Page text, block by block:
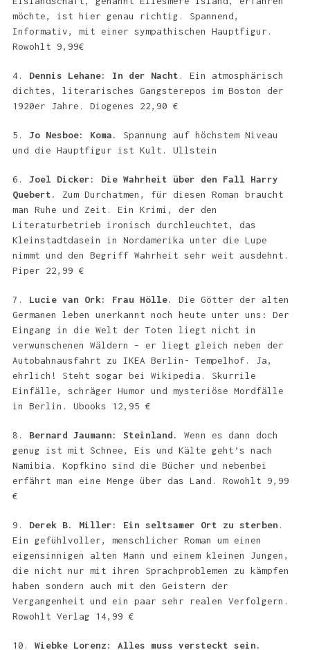
möchte, ist hier genau richtig. Spannend,
Informativ, mit einer sympathischen Hauptfigur.
Rowohlt 9,99€
4. Dennis Lehane: In der Nacht . Ein atmosphärisch
dichtes, literarisches Gangsterepos im Boston der
1920er Jahre. Diogenes 22,90 €
5. Jo Nesboe: Koma.
Spannung auf höchstem Niveau
und die Hauptfigur ist Kult. Ullstein
6. Joel Dicker: Die Wahrheit über den Fall Harry
Quebert.
Zum Durchatmen, für diesen Roman braucht
man Ruhe und Zeit. Ein Krimi, der den
Literaturbetrieb ironisch durchleuchtet, das
Kleinstadtdasein in Nordamerika unter die Lupe
nimmt und den Begriff Wahrheit sehr weit ausdehnt.
Piper 22,99 €
7. Lucie van Ork: Frau Hölle.
Die Götter der alten
Germanen leben unerkannt noch heute unter uns: Der
Eingang in die Welt der Toten liegt nicht in
verwunschenen Wäldern – er liegt gleich neben der
Autobahnausfahrt zu IKEA Berlin- Tempelhof. Ja,
ehrlich! Steht sogar bei Wikipedia. Skurrile
Einfälle, schräger Humor und mysteriöse Mordfälle
in Berlin. Ubooks 12,95 €
8. Bernard Jaumann: Steinland.
Wenn es dann doch
genug ist mit Schnee, Eis und Kälte geht’s nach
Namibia. Kopfkino sind die Bücher und nebenbei
erfährt man eine Menge über das Land. Rowohlt 9,99
€
9. Derek B. Miller: Ein seltsamer Ort zu sterben .
Ein gefühlvoller, menschlicher Roman um einen
eigensinnigen alten Mann und einem kleinen Jungen,
die nicht nur mit ihren Sprachproblemen zu kämpfen
haben sondern auch mit den Geistern der
Vergangenheit und ein paar sehr realen Verfolgern.
Rowohlt Verlag 14,99 €
10. Wiebke Lorenz: Alles muss versteckt sein.